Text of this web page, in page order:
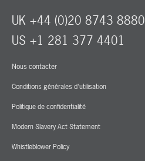
Nous contacter
Conditions générales d'utilisation
Politique de confidentialité
Modern Slavery Act Statement
Whistleblower Policy
UK +44 (0)20 8743 8880
US +1 281 377 4401